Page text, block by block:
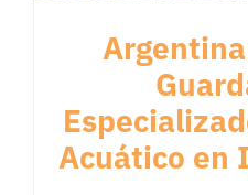
Acuático en